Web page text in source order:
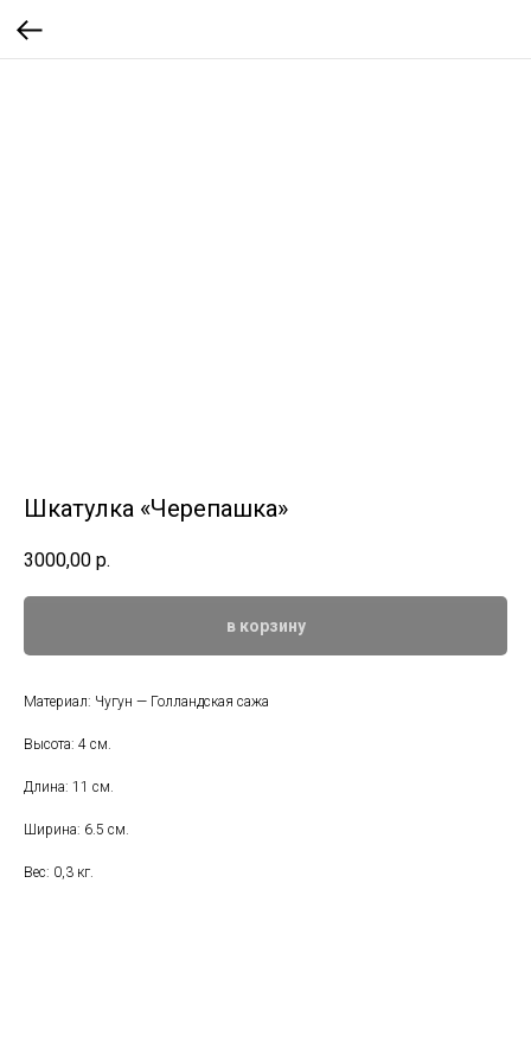
Шкатулка «Черепашка»
3000,00 р.
в корзину
Материал: Чугун — Голландская сажа
Высота: 4 см.
Длина: 11 см.
Ширина: 6.5 см.
Вес: 0,3 кг.